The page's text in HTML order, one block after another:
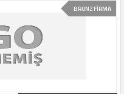
BRONZ FİRMA